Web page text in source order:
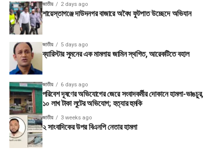
জাতীয় 2 days ago
শায়েস্তাগঞ্জে দাউদনগর বাজারে অবৈধ ফুটপাত উচ্ছেদে অভিযান
জাতীয় 5 days ago
ব্যারিস্টার সুমনের এক মামলায় জামিন স্থগিত, আরেকটিতে বহাল
জাতীয় 6 days ago
পরিবেশ দূষণের অভিযোগের জেরে সংবাদকর্মীর দোকানে হামলা-ভাঙচুর,
১০ লাখ টাকা লুটের অভিযোগ; হত্যার হুমকি
জাতীয় 3 weeks ago
২ সাংবাদিকের উপর বিএনপি নেতার হামলা